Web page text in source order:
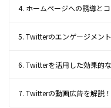
4. ホームページへの誘導と